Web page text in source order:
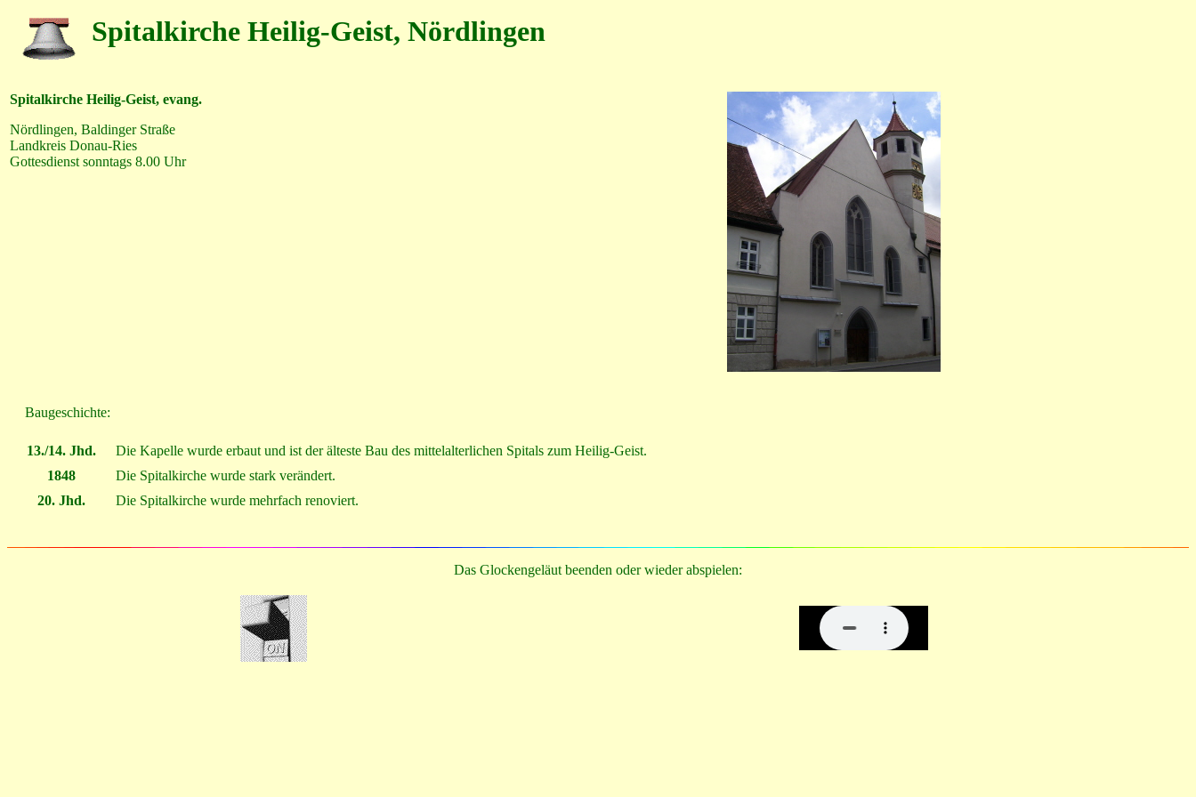
Spitalkirche Heilig-Geist, Nördlingen
Spitalkirche Heilig-Geist, evang.
Nördlingen, Baldinger Straße
Landkreis Donau-Ries
Gottesdienst sonntags 8.00 Uhr
Baugeschichte:
13./14. Jhd.
Die Kapelle wurde erbaut und ist der älteste Bau des mittelalterlichen Spitals zum Heilig-Geist.
1848
Die Spitalkirche wurde stark verändert.
20. Jhd.
Die Spitalkirche wurde mehrfach renoviert.
Das Glockengeläut beenden oder wieder abspielen: